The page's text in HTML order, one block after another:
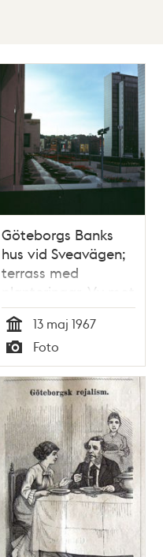
Göteborgs Banks
hus vid Sveavägen;
terrass med
planteringar. Vy mot
femte Hötorgshuset
och husgavlar med
reklam i kv.
Fyrmörsaren
Tid
13 maj 1967
Typ
Foto